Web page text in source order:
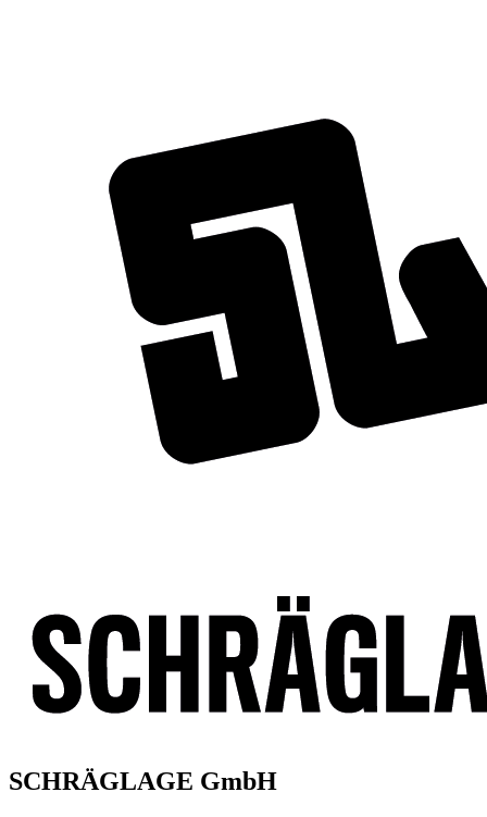
SCHRÄGLAGE GmbH